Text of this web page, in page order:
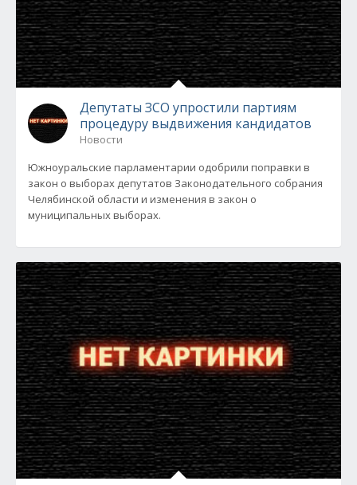
Депутаты ЗСО упростили партиям
процедуру выдвижения кандидатов
Новости
Южноуральские парламентарии одобрили поправки в
закон о выборах депутатов Законодательного собрания
Челябинской области и изменения в закон о
муниципальных выборах.